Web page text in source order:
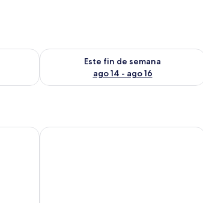
mañana ago 9 - ago 10
Este fin de semana
ago 14 - ago 16
Consulta la disponibilidad para este
ONE Canal Point